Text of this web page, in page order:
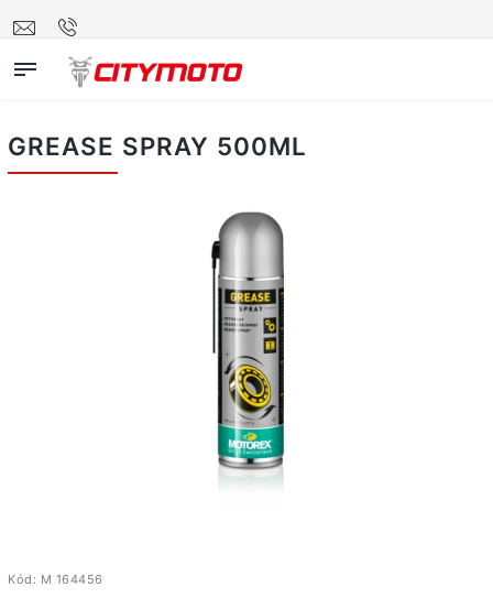
GREASE SPRAY 500ML
Kód: M 164456